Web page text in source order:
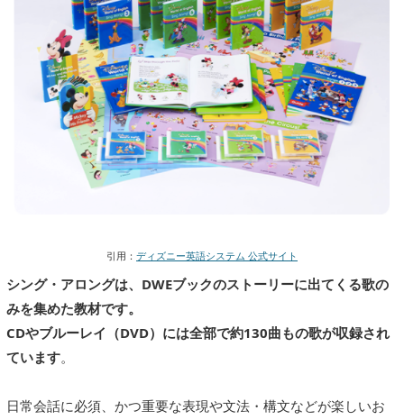
引用： ディズニー英語システム 公式サイト
シング・アロングは、DWEブックのストーリーに出てくる歌の
みを集めた教材です。
CDやブルーレイ（DVD）には全部で約130曲もの歌が収録され
ています。
日常会話に必須、かつ重要な表現や文法・構文などが楽しいお